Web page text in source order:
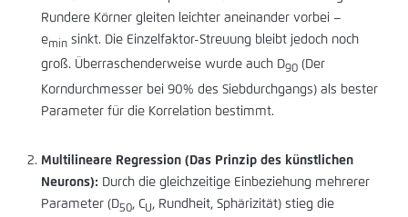
Rundere Körner gleiten leichter aneinander vorbei –
emin sinkt. Die Einzelfaktor-Streuung bleibt jedoch noch
groß. Überraschenderweise wurde auch D90 (Der
Korndurchmesser bei 90% des Siebdurchgangs) als bester
Parameter für die Korrelation bestimmt.
Multilineare Regression (Das Prinzip des künstlichen
Neurons): Durch die gleichzeitige Einbeziehung mehrerer
Parameter (D50, CU, Rundheit, Sphärizität) stieg die